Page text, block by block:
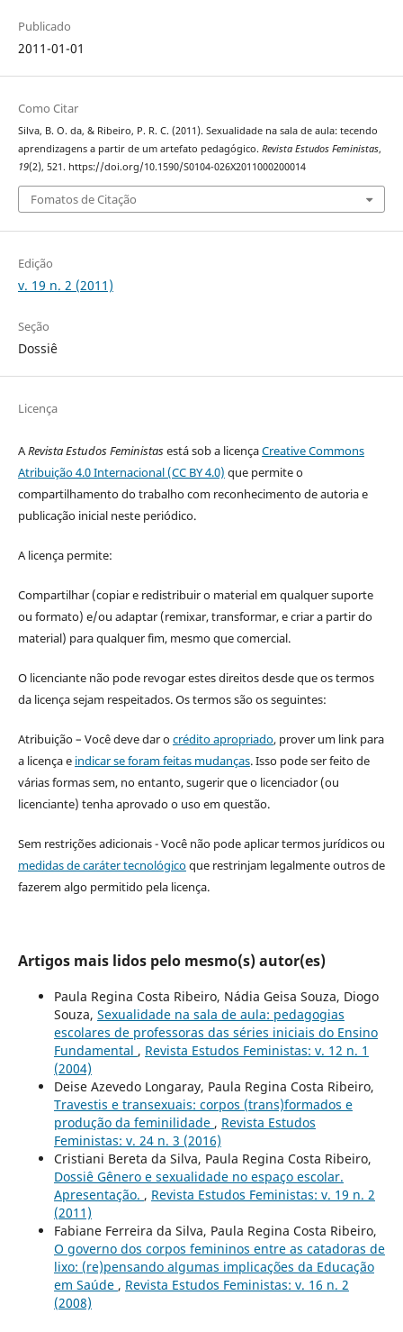
Publicado
2011-01-01
Como Citar
Silva, B. O. da, & Ribeiro, P. R. C. (2011). Sexualidade na sala de aula: tecendo
aprendizagens a partir de um artefato pedagógico. Revista Estudos Feministas,
19(2), 521. https://doi.org/10.1590/S0104-026X2011000200014
Fomatos de Citação
Edição
v. 19 n. 2 (2011)
Seção
Dossiê
Licença
ARevista Estudos Feministasestá sob a licençaCreative Commons
Atribuição 4.0 Internacional (CC BY 4.0) que permite o
compartilhamento do trabalho com reconhecimento de autoria e
publicação inicial neste periódico.
A licença permite:
Compartilhar (copiar e redistribuir o material em qualquer suporte
ou formato) e/ou adaptar (remixar, transformar, e criar a partir do
material) para qualquer fim, mesmo que comercial.
O licenciante não pode revogar estes direitos desde que os termos
da licença sejam respeitados. Os termos são os seguintes:
Atribuição – Você deve dar ocrédito apropriado, prover um link para
a licença e indicar se foram feitas mudanças. Isso pode ser feito de
várias formas sem, no entanto, sugerir que o licenciador (ou
licenciante) tenha aprovado o uso em questão.
Sem restrições adicionais - Você não pode aplicar termos jurídicos ou
medidas de caráter tecnológicoque restrinjam legalmente outros de
fazerem algo permitido pela licença.
Artigos mais lidos pelo mesmo(s) autor(es)
Paula Regina Costa Ribeiro, Nádia Geisa Souza, Diogo
Souza, Sexualidade na sala de aula: pedagogias
escolares de professoras das séries iniciais do Ensino
Fundamental , Revista Estudos Feministas: v. 12 n. 1
(2004)
Deise Azevedo Longaray, Paula Regina Costa Ribeiro,
Travestis e transexuais: corpos (trans)formados e
produção da feminilidade , Revista Estudos
Feministas: v. 24 n. 3 (2016)
Cristiani Bereta da Silva, Paula Regina Costa Ribeiro,
Dossiê Gênero e sexualidade no espaço escolar.
Apresentação. , Revista Estudos Feministas: v. 19 n. 2
(2011)
Fabiane Ferreira da Silva, Paula Regina Costa Ribeiro,
O governo dos corpos femininos entre as catadoras de
lixo: (re)pensando algumas implicações da Educação
em Saúde , Revista Estudos Feministas: v. 16 n. 2
(2008)